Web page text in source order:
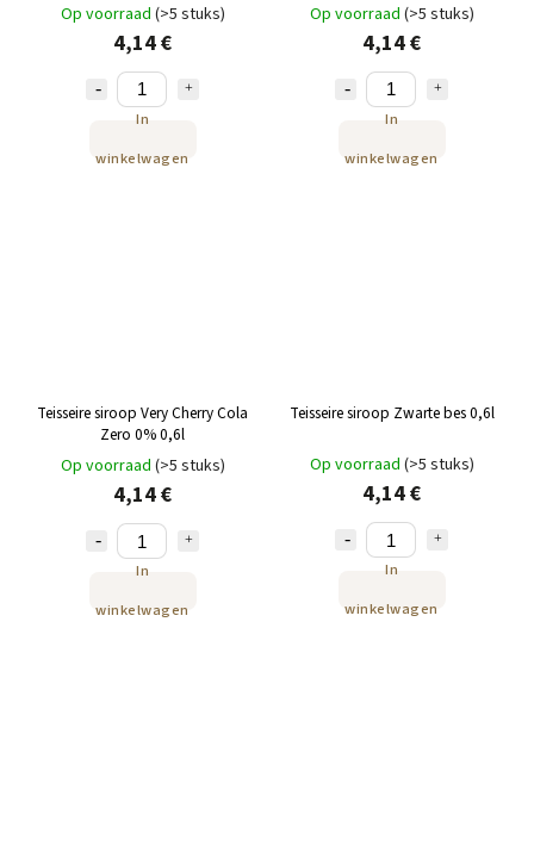
Op voorraad (>5 stuks)
4,14 €
In
winkelwagen
Op voorraad (>5 stuks)
4,14 €
In
winkelwagen
Teisseire siroop Very Cherry Cola
Zero 0% 0,6l
Op voorraad (>5 stuks)
4,14 €
In
winkelwagen
Teisseire siroop Zwarte bes 0,6l
Op voorraad (>5 stuks)
4,14 €
In
winkelwagen